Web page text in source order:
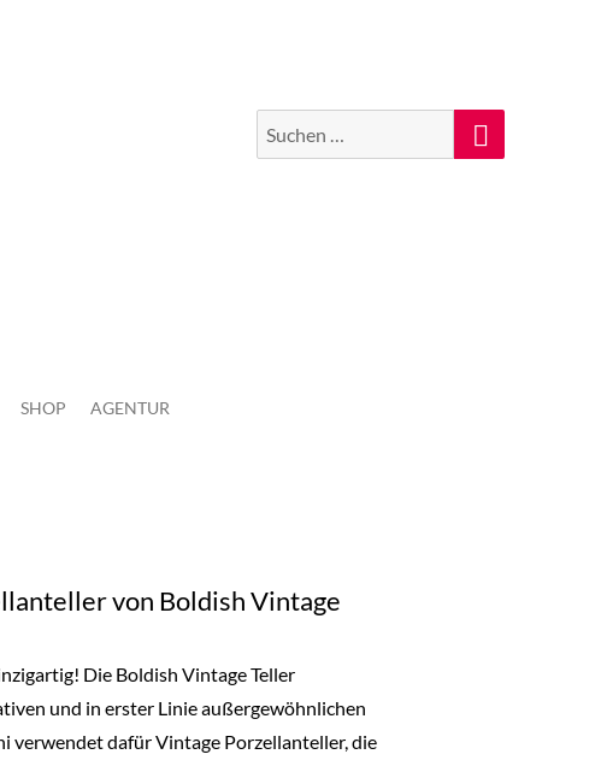
Suche
nach:
Suchen
SHOP AGENTUR
von Boldish Vintage
Die Boldish Vintage Teller
und in erster Linie außergewöhnlichen
verwendet dafür Vintage Porzellanteller, die